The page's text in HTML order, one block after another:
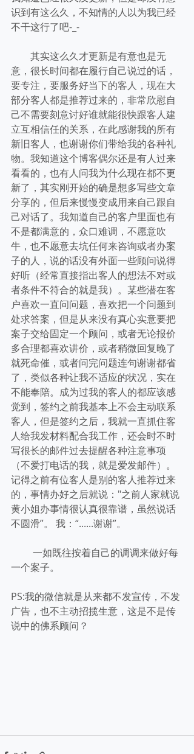
识到有这么久，不知情的人以为我已经
不干这行了吧-_-
意，很长时间都在履行自己说过的话，
要专注，要服务好当下的客人，现在大
部分客人都是推荐过来的，非常欣慰自
己不需要刻意讨好谁就能很快跟客人建
立互相信任的关系，在此感谢我的所有
新旧客人，也谢谢你们带给我的各种礼
物。我知道这个博客偶尔还是有人过来
看看的，也有人问我为什么现在都不更
新了，其实刚开始的确是想多写些文章
分享的，但后来慢慢变成用来自己跟自
己对话了。我知道自己的客户里面也有
不是都满意的，众口难调，不愿意吹
牛，也不愿意去坑任何来咨询或者办案
子的人，说的话没有外面一些顾问说得
好听（经常直接指出客人的想法不对或
者条件不符合的就是我）。某些潜在客
户喜欢一直问问题，喜欢把一个问题到
处求答案，但是从来没有真心实意要把
案子交给固定一个顾问，或者无论报价
多合理都喜欢讲价，或者稍微回复晚了
就死命催，或者问完问题连句谢谢都省
了，类似各种让我不适应的状况，实在
不能奉陪。成为过我的客人的都应该感
觉到，签约之前我基本上不会主动联系
客人，但是签约之后，我就一直抓住客
人给我发材料配合我工作，还会时不时
写很长的邮件过去提醒各种注意事项
（不爱打电话的我，就是爱发邮件）。
记得之前有位客人是别的客人推荐过来
的，事情办好之后就说："之前人家就说
黄小姐办事情很认真很靠谱，虽然说话
不圆滑”。 我：“......谢谢”。
一个案子。
PS:我的微信就是从来都不发宣传，不发
广告，也不主动招揽生意，这是不是传
说中的佛系顾问？